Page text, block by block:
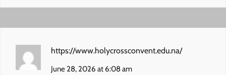
https://www.holycrossconvent.edu.na/
June 28, 2026 at 6:08 am